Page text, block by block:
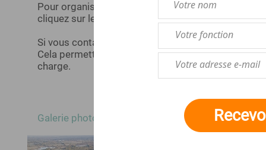
Pour organiser votre séjour sur mesure, réserver
cliquez sur le bouton orange à droite de cette
Si vous contactez l'organisme par téléphone,
Cela permettra d'identifier immédiatement votre
charge.
Galerie photos